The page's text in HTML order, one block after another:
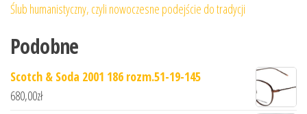
Ślub humanistyczny, czyli nowoczesne podejście do tradycji
Podobne
Scotch & Soda 2001 186 rozm.51-19-145
680,00zł